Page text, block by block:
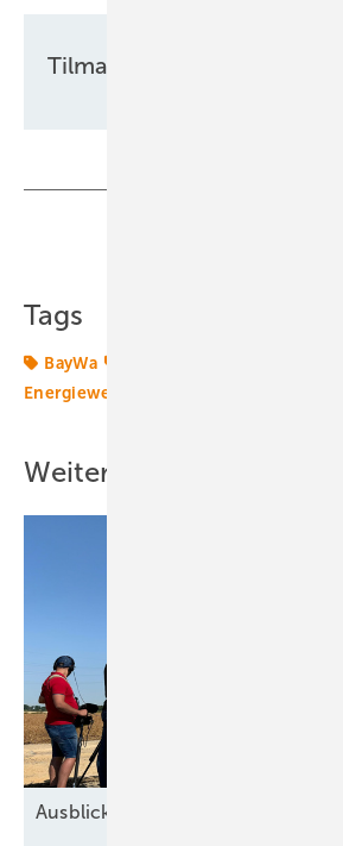
Tilman Weber
Tags
BayWa
Energiewende
Weitere Inhalte
Ausblick der Windbranche: Was